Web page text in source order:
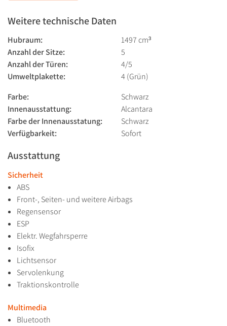
Weitere technische Daten
Hubraum:
1497 cm³
Anzahl der Sitze:
5
Anzahl der Türen:
4/5
Umweltplakette:
4 (Grün)
Farbe:
Schwarz
Innenausstattung:
Alcantara
Farbe der Innenausstatung:
Schwarz
Verfügbarkeit:
Sofort
Ausstattung
Sicherheit
ABS
Front-, Seiten- und weitere Airbags
Regensensor
ESP
Elektr. Wegfahrsperre
Isofix
Lichtsensor
Servolenkung
Traktionskontrolle
Multimedia
Bluetooth